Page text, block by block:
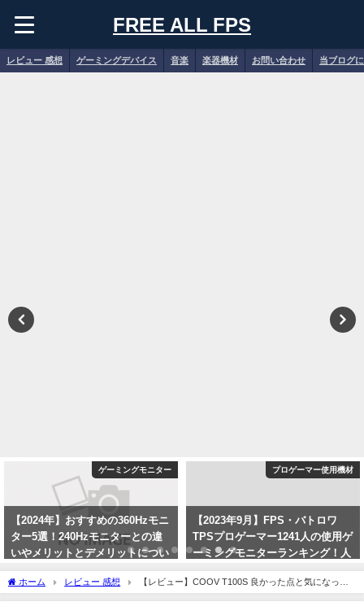
FREE ALL FPS
レビュー 感想 ゲーミングデバイス 音楽 楽器機材 お問い合わせ 当ブログ
ゲーミングモニター
【2024年】おすすめの360Hzモニ
ター5選！240Hzモニターとの違
いやメリットとデメリットについ
て！
プロゲーマー使用機材
【2023年9月】FPS・バトロワ
TPSプロゲーマー1241人の使用ゲ
ーミングモニターランキング！人
気メーカーとモデルを紹介！
ホーム レビュー 感想
【レビュー】COOV T100S 良かった点と気になった
点！ワイヤレス接続対応の低価格モデル！